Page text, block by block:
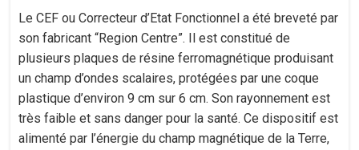
Le CEF ou Correcteur d’Etat Fonctionnel a été breveté par
son fabricant “Region Centre”. Il est constitué de
plusieurs plaques de résine ferromagnétique produisant
un champ d’ondes scalaires, protégées par une coque
plastique d’environ 9 cm sur 6 cm. Son rayonnement est
très faible et sans danger pour la santé. Ce dispositif est
alimenté par l’énergie du champ magnétique de la Terre,